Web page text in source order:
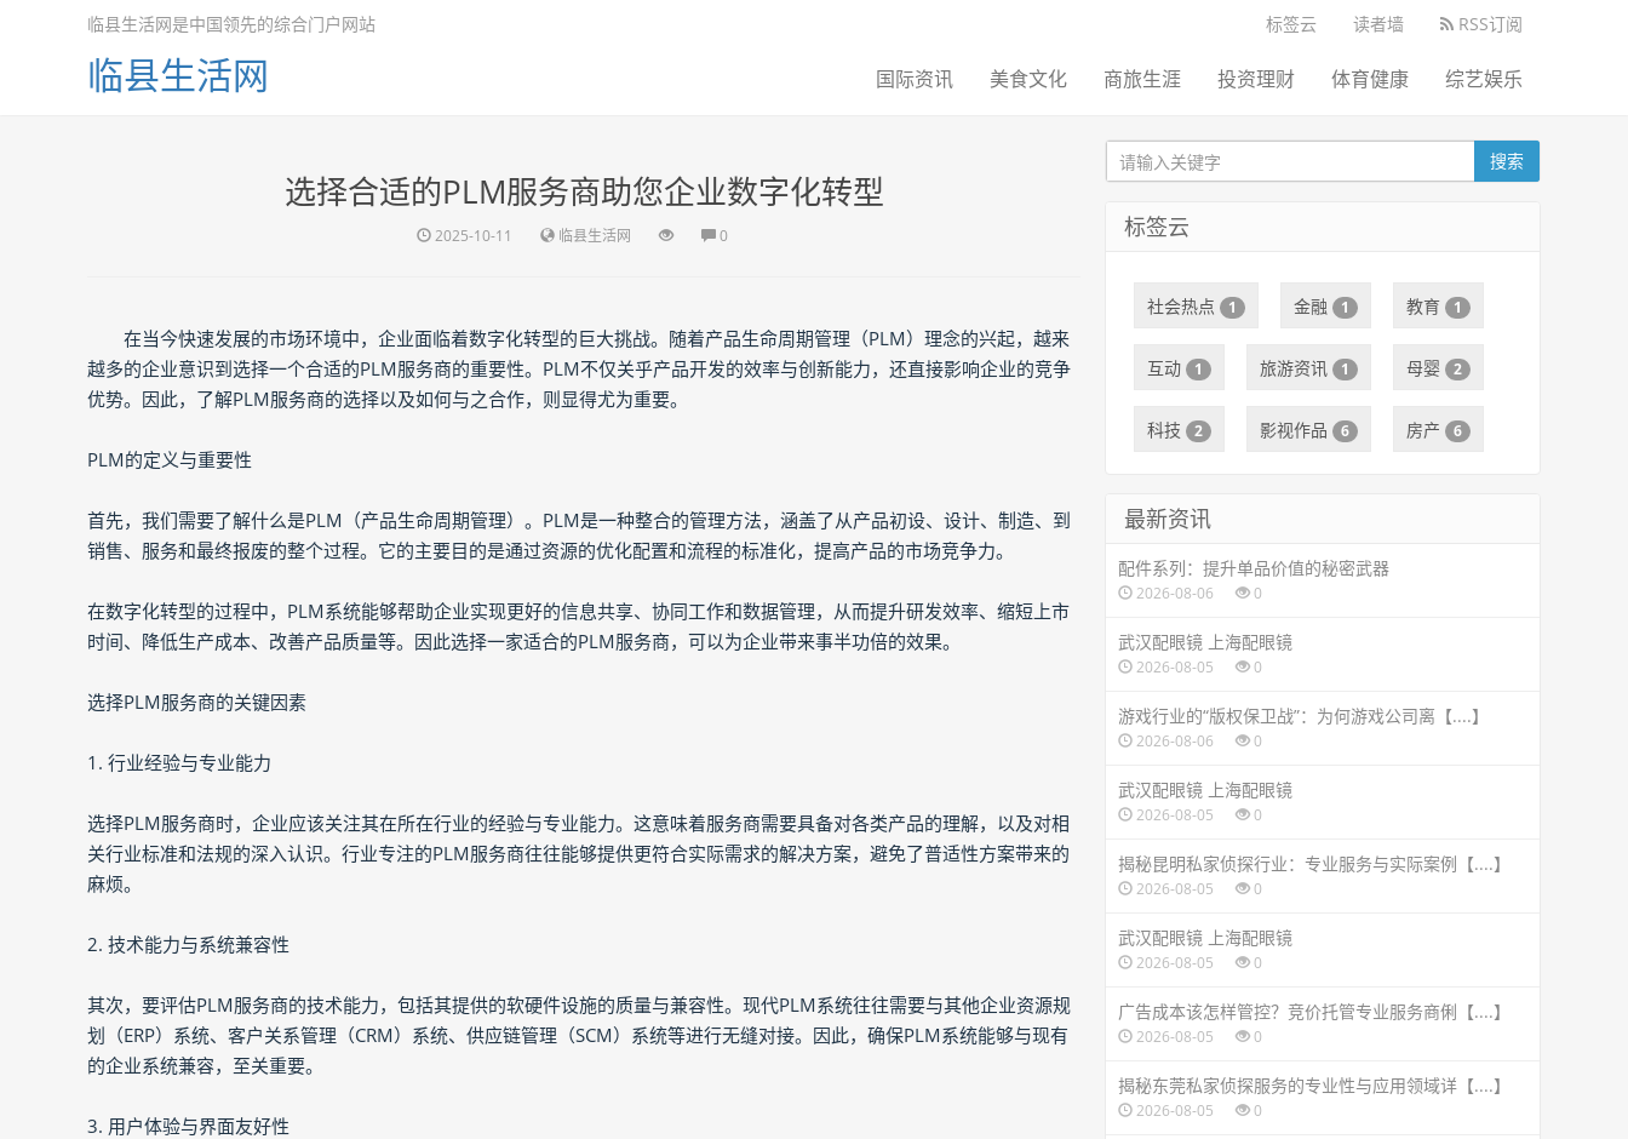
标签云 读者墙 RSS订阅
临县生活网是中国领先的综合门户网站
临县生活网 国际资讯 美食文化 商旅生涯 投资理财 体育健康 综艺娱乐
选择合适的PLM服务商助您企业数字化转型
2025-10-11 临县生活网 0
在当今快速发展的市场环境中，企业面临着数字化转型的巨大挑战。随着产品生命周期管理（PLM）理念的兴起，越来
越多的企业意识到选择一个合适的PLM服务商的重要性。PLM不仅关乎产品开发的效率与创新能力，还直接影响企业的竞争
优势。因此，了解PLM服务商的选择以及如何与之合作，则显得尤为重要。
PLM的定义与重要性
首先，我们需要了解什么是PLM（产品生命周期管理）。PLM是一种整合的管理方法，涵盖了从产品初设、设计、制造、到
销售、服务和最终报废的整个过程。它的主要目的是通过资源的优化配置和流程的标准化，提高产品的市场竞争力。
在数字化转型的过程中，PLM系统能够帮助企业实现更好的信息共享、协同工作和数据管理，从而提升研发效率、缩短上市
时间、降低生产成本、改善产品质量等。因此选择一家适合的PLM服务商，可以为企业带来事半功倍的效果。
选择PLM服务商的关键因素
1. 行业经验与专业能力
选择PLM服务商时，企业应该关注其在所在行业的经验与专业能力。这意味着服务商需要具备对各类产品的理解，以及对相
关行业标准和法规的深入认识。行业专注的PLM服务商往往能够提供更符合实际需求的解决方案，避免了普适性方案带来的
麻烦。
2. 技术能力与系统兼容性
其次，要评估PLM服务商的技术能力，包括其提供的软硬件设施的质量与兼容性。现代PLM系统往往需要与其他企业资源规
划（ERP）系统、客户关系管理（CRM）系统、供应链管理（SCM）系统等进行无缝对接。因此，确保PLM系统能够与现有
的企业系统兼容，至关重要。
3. 用户体验与界面友好性
搜索
标签云
社会热点 1 金融 1 教育 1
互动 1 旅游资讯 1 母婴 2
科技 2 影视作品 6 房产 6
最新资讯
配件系列：提升单品价值的秘密武器
2026-08-06 0
武汉配眼镜 上海配眼镜
2026-08-05 0
游戏行业的“版权保卫战”：为何游戏公司离【....】
2026-08-06 0
武汉配眼镜 上海配眼镜
2026-08-05 0
揭秘昆明私家侦探行业：专业服务与实际案例【....】
2026-08-05 0
武汉配眼镜 上海配眼镜
2026-08-05 0
广告成本该怎样管控？竞价托管专业服务商俐【....】
2026-08-05 0
揭秘东莞私家侦探服务的专业性与应用领域详【....】
2026-08-05 0